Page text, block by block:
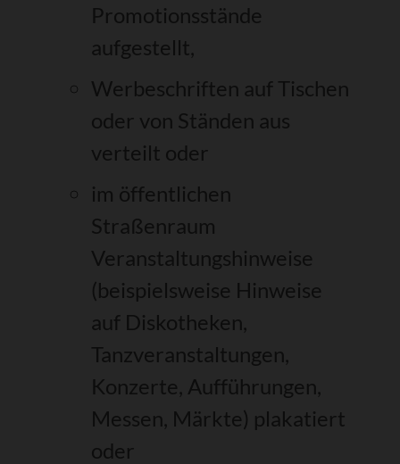
Promotionsstände
aufgestellt,
Werbeschriften auf Tischen
oder von Ständen aus
verteilt oder
im öffentlichen
Straßenraum
Veranstaltungshinweise
(beispielsweise Hinweise
auf Diskotheken,
Tanzveranstaltungen,
Konzerte, Aufführungen,
Messen, Märkte) plakatiert
oder